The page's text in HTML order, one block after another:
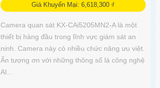
Giá Khuyến Mại: 6,618,300 ₫
Camera quan sát KX-CAi5205MN2-A là một
thiết bị hàng đầu trong lĩnh vực giám sát an
ninh. Camera này có nhiều chức năng ưu việt.
Ấn tượng ơn với những thông số là công nghệ
AI...